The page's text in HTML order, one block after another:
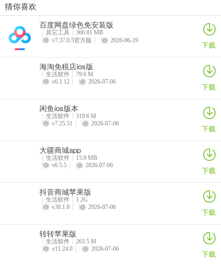
爱抢购ios版
详情
拍机堂ios版
详情
百合生活ios版
麦当劳苹果手机版
猜你喜欢
百度网盘绿色免安装版
其它工具
366.81 MB
v7.37.0.5官方版
2026-06-19 下载
海淘免税店ios版
生活软件
79.6 M
v6.1.12
2026-07-06 下载
闲鱼ios版本
生活软件
319.6 M
v7.25.51
2026-07-06 下载
大疆商城app
生活软件
15.9 MB
v6.5.5
2026-07-06 下载
抖音商城苹果版
生活软件
1.2G
v38.1.0
2026-07-06 下载
转转苹果版
生活软件
263.5 M
v11.24.0
2026-07-06 下载